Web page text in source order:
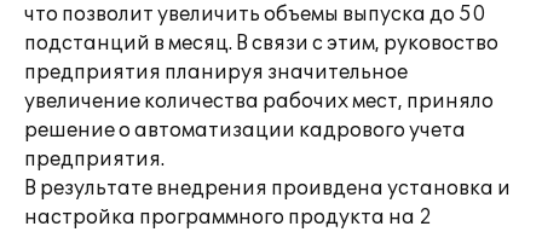
что позволит увеличить объемы выпуска до 50
подстанций в месяц. В связи с этим, руковоство
предприятия планируя значительное
увеличение количества рабочих мест, приняло
решение о автоматизации кадрового учета
предприятия.
В результате внедрения проивдена установка и
настройка программного продукта на 2